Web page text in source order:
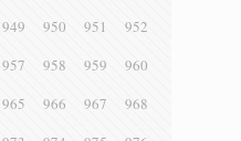
949 950 951
952
957 958 959
960
965 966 967
968